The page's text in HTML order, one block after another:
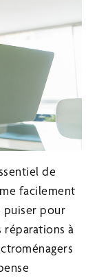
de
facilement
puiser pour
à